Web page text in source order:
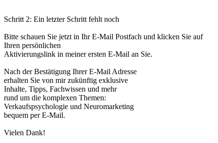
Schritt 2: Ein letzter Schritt fehlt noch
Bitte schauen Sie jetzt in Ihr E-Mail Postfach und klicken Sie auf
Ihren persönlichen
Aktivierungslink in meiner ersten E-Mail an Sie.
Nach der Bestätigung Ihrer E-Mail Adresse
erhalten Sie von mir zukünftig exklusive
Inhalte, Tipps, Fachwissen und mehr
rund um die komplexen Themen:
Verkaufspsychologie und Neuromarketing
bequem per E-Mail.
Vielen Dank!